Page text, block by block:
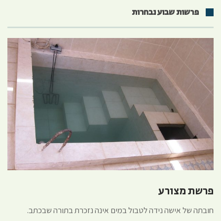
פרשות שבוע נבחרות
פרשת מצורע
חובתה של אישה נידה לטבול במים אינה נזכרת בתורה שבכתב.